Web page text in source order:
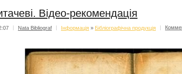
Відео-рекомендація
Nata Bibliograf Iнформацiя » Бібліографічна продукція